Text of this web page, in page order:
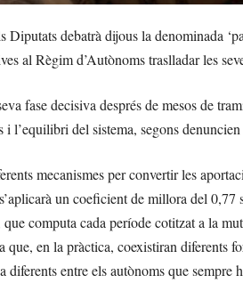
Diputats debatrà dijous la denominada
al Règim d’Autònoms traslladar les
fase decisiva després de mesos de
l’equilibri del sistema, segons
mecanismes per convertir les
un coeficient de millora del
que computa cada període cotitzat a la
en la pràctica, coexistiran diferents
diferents entre els autònoms que